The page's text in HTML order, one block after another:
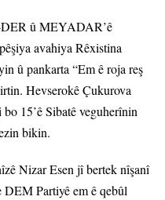
û MEYADAR’ê
avahiya Rêxistina
û pankarta “Em ê roja reş
Hevserokê Çukurova
15’ê Sibatê veguherînin
bikin.
Nizar Esen jî bertek nîşanî
DEM Partiyê em ê qebûl